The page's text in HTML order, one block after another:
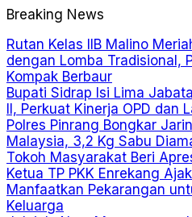
Breaking News
Rutan Kelas IIB Malino
dengan Lomba Tradisional,
Kompak Berbaur
Bupati Sidrap Isi Lima
II, Perkuat Kinerja OPD dan
Polres Pinrang Bongkar
Malaysia, 3,2 Kg Sabu
Tokoh Masyarakat Beri
Ketua TP PKK Enrekang
Manfaatkan Pekarangan
Keluarga